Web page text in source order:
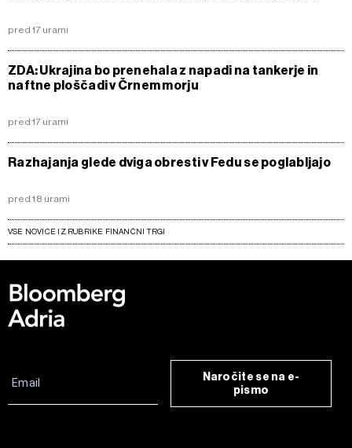
pred 17 urami
ZDA: Ukrajina bo prenehala z napadi na tankerje in
naftne ploščadi v Črnem morju
pred 17 urami
Razhajanja glede dviga obresti v Fedu se poglabljajo
pred 18 urami
VSE NOVICE IZ RUBRIKE FINANČNI TRGI
Naročite se na e-
pismo